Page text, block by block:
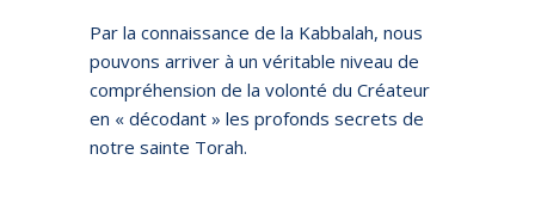
Par la connaissance de la Kabbalah, nous
pouvons arriver à un véritable niveau de
compréhension de la volonté du Créateur
en « décodant » les profonds secrets de
notre sainte Torah.